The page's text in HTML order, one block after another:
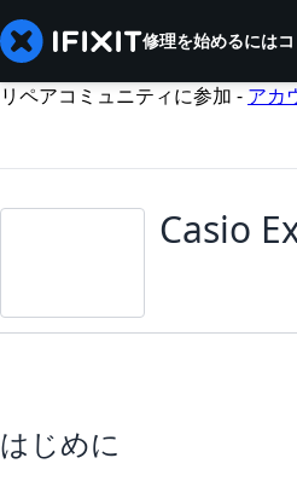
修理を始めるには
リペアコミュニティに参加 - アカ
Casio
はじめに